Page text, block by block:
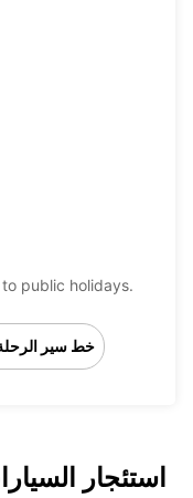
public holidays.
خط سير